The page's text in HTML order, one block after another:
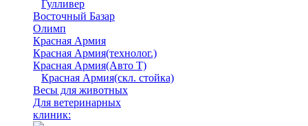
Гулливер
Восточный Базар
Олимп
Красная Армия
Красная Армия(технолог.)
Красная Армия(Авто Т)
Красная Армия(скл. стойка)
Весы для животных
Для ветеринарных
клиник: